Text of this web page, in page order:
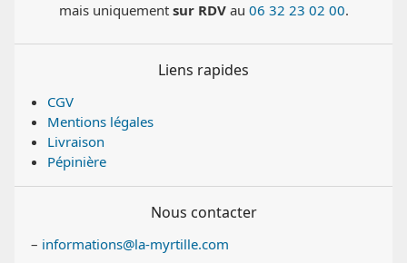
mais uniquement sur RDVau 06 32 23 02 00.
Liens rapides
CGV
Mentions légales
Livraison
Pépinière
Nous contacter
– informations@la-myrtille.com